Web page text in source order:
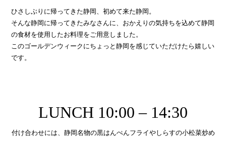
ひさしぶりに帰ってきた静岡、初めて来た静岡。
そんな静岡に帰ってきたみなさんに、おかえりの気持ちを込めて静岡
の食材を使用したお料理をご用意しました。
このゴールデンウィークにちょっと静岡を感じていただけたら嬉しい
です。
LUNCH 10:00 – 14:30
付け合わせには、静岡名物の黒はんぺんフライやしらすの小松菜炒め